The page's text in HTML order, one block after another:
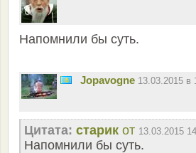
Напомнили бы суть.
Jopavogne 13.03.2015 в
Цитата: старик от 13.03.2015
Напомнили бы суть.